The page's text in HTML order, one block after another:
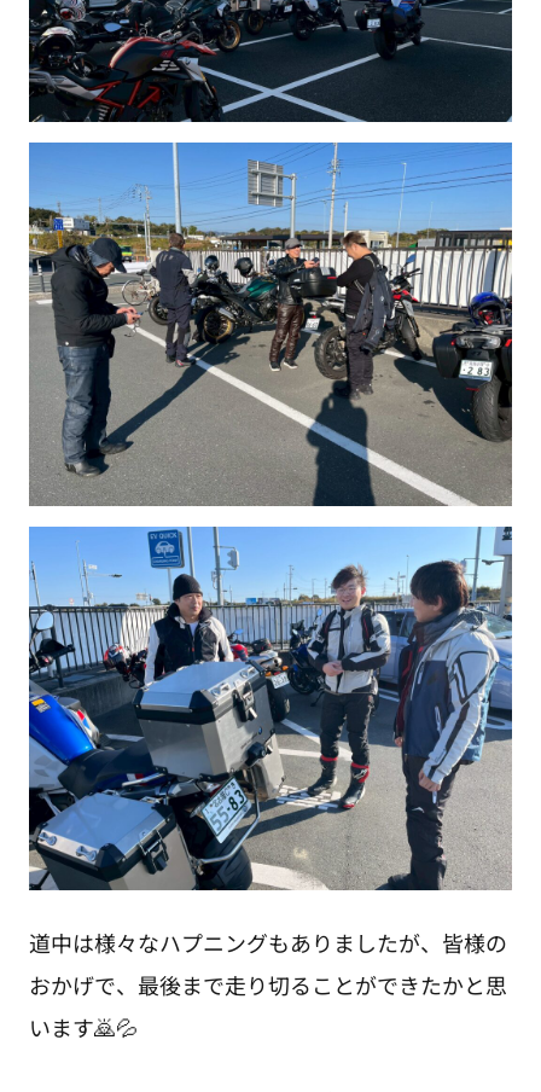
道中は様々なハプニングもありましたが、皆様の
おかげで、最後まで走り切ることができたかと思
います🙇💦